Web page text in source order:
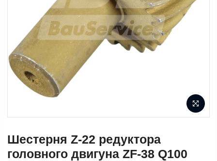
Шестерня Z-22 редуктора
головного двигуна ZF-38 Q100